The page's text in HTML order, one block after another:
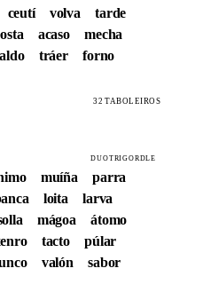
ceutí volva
tarde
acaso
mecha
tráer
forno
32 TABOLEIROS
DUOTRIGORDLE
muíña
parra
loita
larva
mágoa
átomo
tacto
púlar
valón
sabor